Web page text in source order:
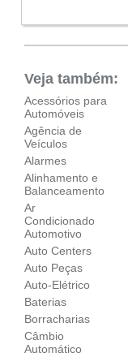
Veja também:
Acessórios para
Automóveis
Agência de
Veículos
Alarmes
Alinhamento e
Balanceamento
Ar
Condicionado
Automotivo
Auto Centers
Auto Peças
Auto-Elétrico
Baterias
Borracharias
Câmbio
Automático